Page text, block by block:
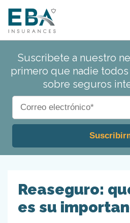
Suscribete a nuestro
primero que nadie
sobre seguros
Reaseguro:
es su